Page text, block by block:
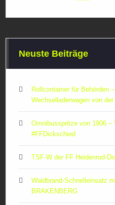
Neuste Beiträge
Rollcontainer für Behörden
Wechselladerwagen von
Omnibusspritze von 1906 –
#FFDickschied
TSF-W der FF Heidenrod-
Waldbrand-Schnelleinsatz
BRAKENBERG